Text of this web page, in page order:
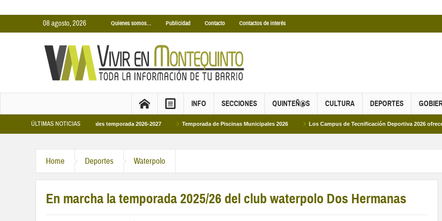
08 agosto, 2026 Quienes somos… Publicidad Contacto Contactos de interés
INFO SECCIONES QUINTEÑ@S CULTURA DEPORTES
ÚLTIMAS NOTICIAS
Cubiertas Municipales temporada 2026-2027 Temporada de Piscinas Municipales 2026 Los Campus de Tecnificación Deportiva 2026 ofrecen cuatro
Home Deportes Waterpolo
En marcha la temporada 2025/26 del club waterpolo Dos Hermanas